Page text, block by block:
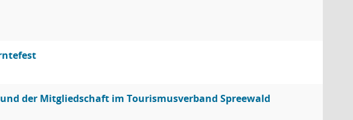
der Mitgliedschaft im Tourismusverband Spreewald